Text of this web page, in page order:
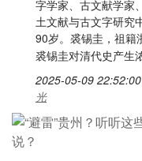
字学家、古文献学家
土文献与古文字研究
90岁。裘锡圭，祖籍
裘锡圭对清代史产生
2025-05-09 22:52:00
光